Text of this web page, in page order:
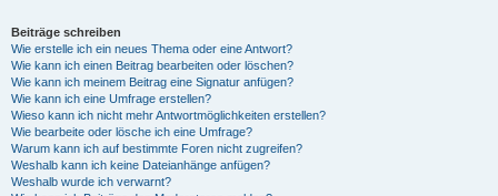
Beiträge schreiben
Wie erstelle ich ein neues Thema oder eine Antwort?
Wie kann ich einen Beitrag bearbeiten oder löschen?
Wie kann ich meinem Beitrag eine Signatur anfügen?
Wie kann ich eine Umfrage erstellen?
Wieso kann ich nicht mehr Antwortmöglichkeiten erstellen?
Wie bearbeite oder lösche ich eine Umfrage?
Warum kann ich auf bestimmte Foren nicht zugreifen?
Weshalb kann ich keine Dateianhänge anfügen?
Weshalb wurde ich verwarnt?